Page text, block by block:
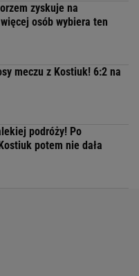
zyskuje na
osób wybiera ten
meczu z Kostiuk! 6:2 na
podróży! Po
potem nie dała